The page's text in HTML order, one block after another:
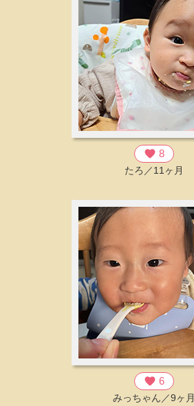
favorite 8
たろ／11ヶ月
favorite 6
みっちゃん／9ヶ月